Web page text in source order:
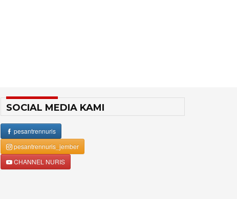
SOCIAL MEDIA KAMI
pesantrennuris
pesantrennuris_jember
CHANNEL NURIS